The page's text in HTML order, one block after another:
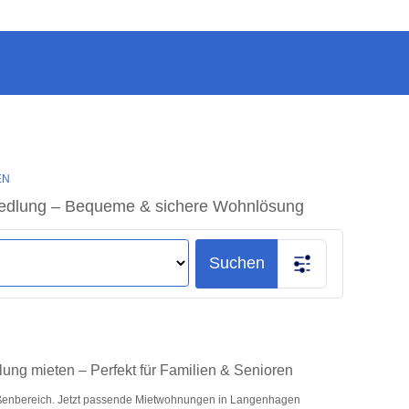
– Bequeme & sichere Wohnlösung
Suchen
mieten – Perfekt für Familien & Senioren
Jetzt passende Mietwohnungen in Langenhagen